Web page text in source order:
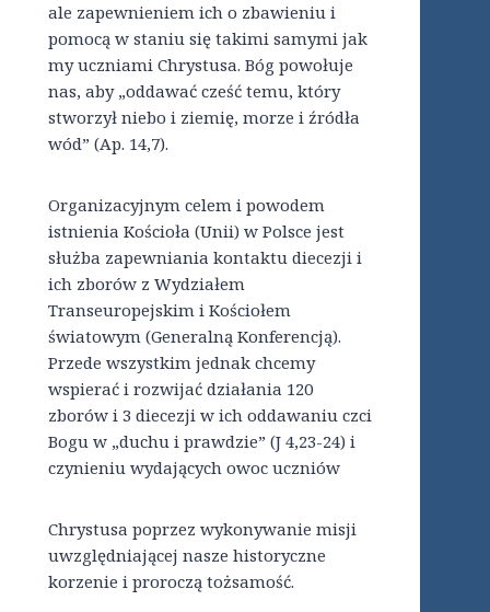
ale zapewnieniem ich o zbawieniu i
pomocą w staniu się takimi samymi jak
my uczniami Chrystusa. Bóg powołuje
nas, aby „oddawać cześć temu, który
stworzył niebo i ziemię, morze i źródła
wód” (Ap. 14,7).
Organizacyjnym celem i powodem
istnienia Kościoła (Unii) w Polsce jest
służba zapewniania kontaktu diecezji i
ich zborów z Wydziałem
Transeuropejskim i Kościołem
światowym (Generalną Konferencją).
Przede wszystkim jednak chcemy
wspierać i rozwijać działania 120
zborów i 3 diecezji w ich oddawaniu czci
Bogu w „duchu i prawdzie” (J 4,23-24) i
czynieniu wydających owoc uczniów
Chrystusa poprzez wykonywanie misji
uwzględniającej nasze historyczne
korzenie i proroczą tożsamość.